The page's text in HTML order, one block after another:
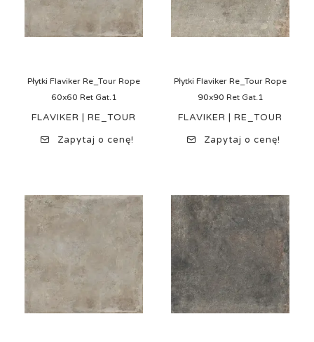
Płytki Flaviker Re_Tour Rope
60x60 Ret Gat.1
FLAVIKER | RE_TOUR
Zapytaj o cenę!
Płytki Flaviker Re_Tour Rope
90x90 Ret Gat.1
FLAVIKER | RE_TOUR
Zapytaj o cenę!